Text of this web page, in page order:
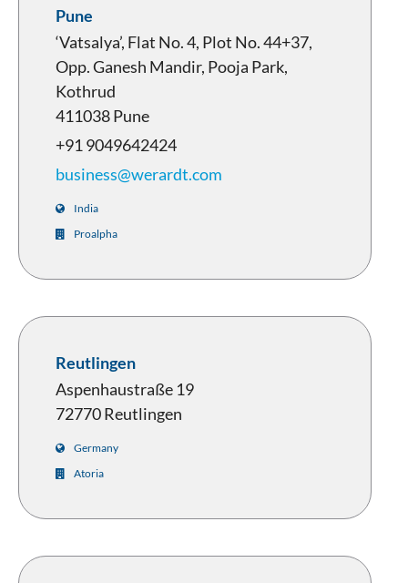
Pune
‘Vatsalya’, Flat No. 4, Plot No. 44+37,
Opp. Ganesh Mandir, Pooja Park,
Kothrud
411038 Pune
+91 9049642424
business@werardt.com
India
Proalpha
Reutlingen
Aspenhaustraße 19
72770 Reutlingen
Germany
Atoria